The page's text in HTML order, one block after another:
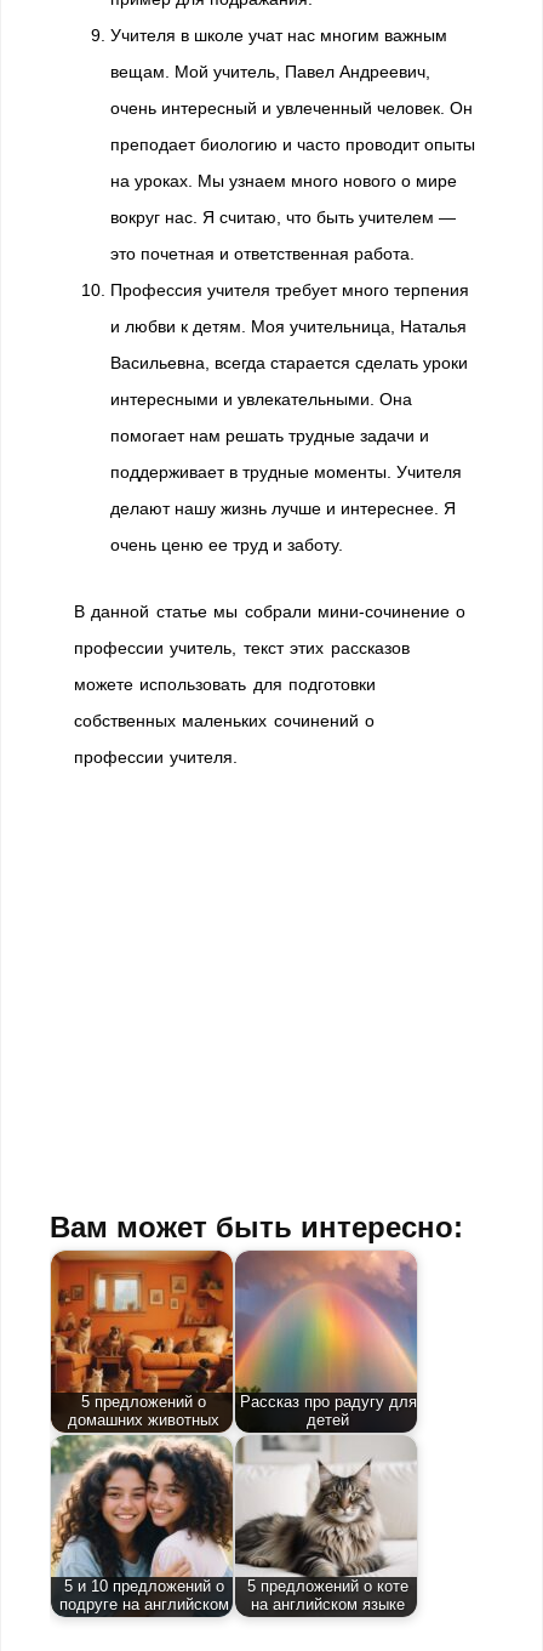
Учителя в школе учат нас многим важным
вещам. Мой учитель, Павел Андреевич,
очень интересный и увлеченный человек. Он
преподает биологию и часто проводит опыты
на уроках. Мы узнаем много нового о мире
вокруг нас. Я считаю, что быть учителем —
это почетная и ответственная работа.
Профессия учителя требует много терпения
и любви к детям. Моя учительница, Наталья
Васильевна, всегда старается сделать уроки
интересными и увлекательными. Она
помогает нам решать трудные задачи и
поддерживает в трудные моменты. Учителя
делают нашу жизнь лучше и интереснее. Я
очень ценю ее труд и заботу.
В данной статье мы собрали мини-сочинение о
профессии учитель, текст этих рассказов
можете использовать для подготовки
собственных маленьких сочинений о
профессии учителя.
Вам может быть интересно:
5 предложений о
домашних животных
Рассказ про радугу для
детей
5 и 10 предложений о
подруге на английском
5 предложений о коте
на английском языке